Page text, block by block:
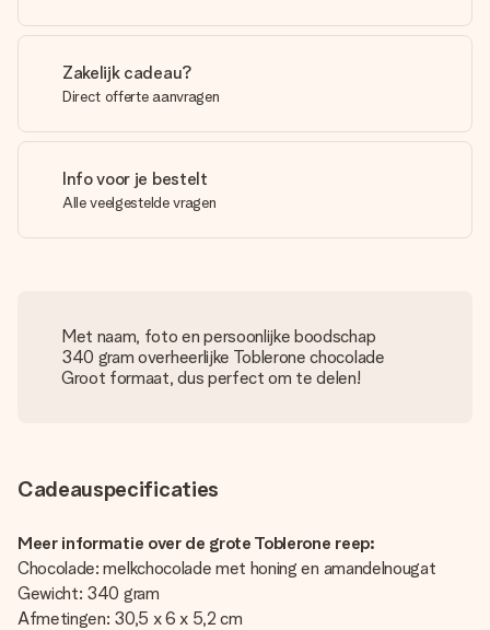
Zakelijk cadeau?
Direct offerte aanvragen
Info voor je bestelt
Alle veelgestelde vragen
Met naam, foto en persoonlijke boodschap
340 gram overheerlijke Toblerone chocolade
Groot formaat, dus perfect om te delen!
Cadeauspecificaties
Meer informatie over de grote Toblerone reep:
Chocolade: melkchocolade met honing en amandelnougat
Gewicht: 340 gram
Afmetingen: 30,5 x 6 x 5,2 cm